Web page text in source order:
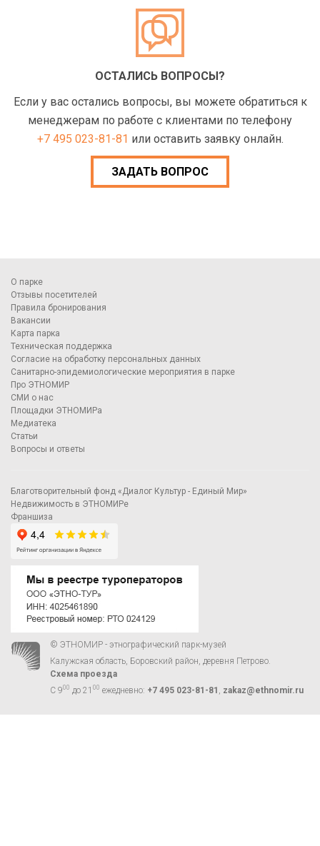
ОСТАЛИСЬ ВОПРОСЫ?
Если у вас остались вопросы, вы можете обратиться к
менеджерам по работе с клиентами по телефону
+7 495 023-81-81 или оставить заявку онлайн.
ЗАДАТЬ ВОПРОС
О парке
Отзывы посетителей
Правила бронирования
Вакансии
Карта парка
Техническая поддержка
Согласие на обработку персональных данных
Санитарно-эпидемиологические мероприятия в парке
Про ЭТНОМИР
СМИ о нас
Площадки ЭТНОМИРа
Медиатека
Статьи
Вопросы и ответы
Благотворительный фонд «Диалог Культур - Единый Мир»
Недвижимость в ЭТНОМИРе
Франшиза
© ЭТНОМИР - этнографический парк-музей
Калужская область, Боровский район, деревня Петрово.
Схема проезда
С 900 до 21 00 ежедневно: +7 495 023-81-81 zakaz@ethnomir.ru